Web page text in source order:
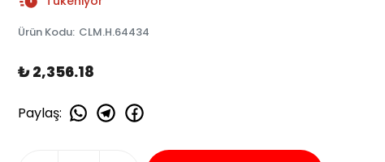
Ürün Kodu: CLM.H.64434
₺ 2,356.18
Paylaş: